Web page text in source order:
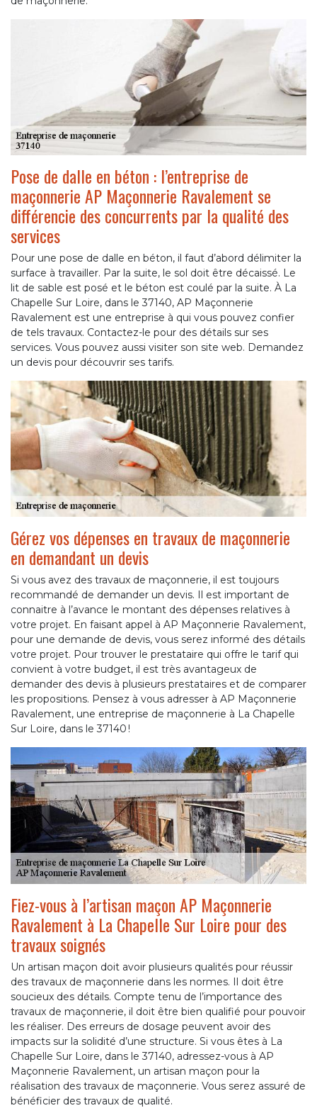
Pose de dalle en béton : l’entreprise de
maçonnerie AP Maçonnerie Ravalement se
différencie des concurrents par la qualité des
services
Pour une pose de dalle en béton, il faut d’abord délimiter la
surface à travailler. Par la suite, le sol doit être décaissé. Le
lit de sable est posé et le béton est coulé par la suite. À La
Chapelle Sur Loire, dans le 37140, AP Maçonnerie
Ravalement est une entreprise à qui vous pouvez confier
de tels travaux. Contactez-le pour des détails sur ses
services. Vous pouvez aussi visiter son site web. Demandez
un devis pour découvrir ses tarifs.
Gérez vos dépenses en travaux de maçonnerie
en demandant un devis
Si vous avez des travaux de maçonnerie, il est toujours
recommandé de demander un devis. Il est important de
connaitre à l’avance le montant des dépenses relatives à
votre projet. En faisant appel à AP Maçonnerie Ravalement,
pour une demande de devis, vous serez informé des détails
votre projet. Pour trouver le prestataire qui offre le tarif qui
convient à votre budget, il est très avantageux de
demander des devis à plusieurs prestataires et de comparer
les propositions. Pensez à vous adresser à AP Maçonnerie
Ravalement, une entreprise de maçonnerie à La Chapelle
Sur Loire, dans le 37140 !
Fiez-vous à l’artisan maçon AP Maçonnerie
Ravalement à La Chapelle Sur Loire pour des
travaux soignés
Un artisan maçon doit avoir plusieurs qualités pour réussir
des travaux de maçonnerie dans les normes. Il doit être
soucieux des détails. Compte tenu de l’importance des
travaux de maçonnerie, il doit être bien qualifié pour pouvoir
les réaliser. Des erreurs de dosage peuvent avoir des
impacts sur la solidité d’une structure. Si vous êtes à La
Chapelle Sur Loire, dans le 37140, adressez-vous à AP
Maçonnerie Ravalement, un artisan maçon pour la
réalisation des travaux de maçonnerie. Vous serez assuré de
bénéficier des travaux de qualité.